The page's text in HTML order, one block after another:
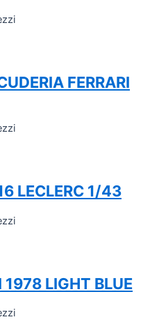
FERRARI
LECLERC 1/43
1978 LIGHT BLUE